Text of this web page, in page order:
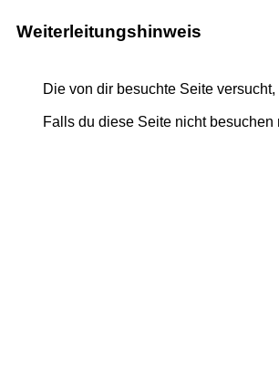
Weiterleitungshinweis
Die von dir besuchte Seite versucht,
Falls du diese Seite nicht besuchen